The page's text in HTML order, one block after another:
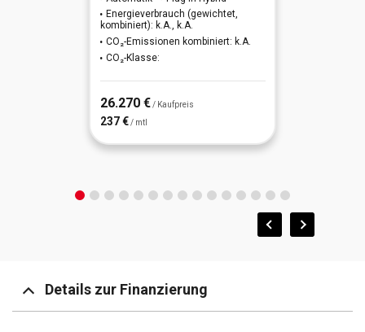
Energieverbrauch (gewichtet,
kombiniert): k.A., k.A.
CO₂-Emissionen kombiniert: k.A.
CO₂-Klasse:
26.270 € / Kaufpreis
237 € / mtl
Details zur Finanzierung